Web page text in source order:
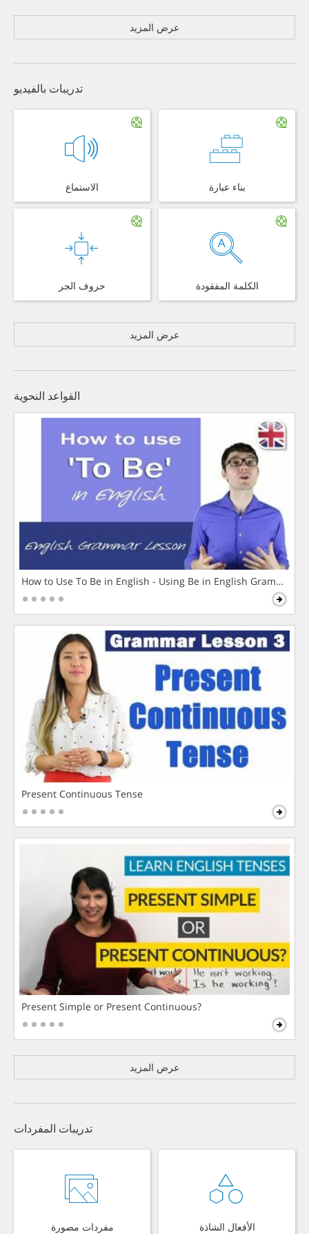
عرض المزيد
تدريبات بالفيديو
الاستماع بناء عبارة
حروف الجر الكلمة المفقودة
عرض المزيد
القواعد النحوية
How to Use To Be in English - Using Be in English Grammar
Present Continuous Tense
Present Simple or Present Continuous?
عرض المزيد
تدريبات المفردات
مفردات مصورة الأفعال الشاذة